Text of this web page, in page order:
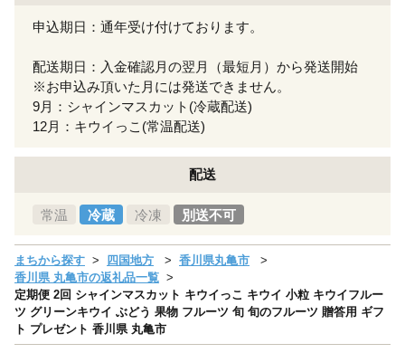
申込期日：通年受け付けております。
配送期日：入金確認月の翌月（最短月）から発送開始
※お申込み頂いた月には発送できません。
9月：シャインマスカット(冷蔵配送)
12月：キウイっこ(常温配送)
配送
常温 冷蔵 冷凍 別送不可
まちから探す 四国地方
香川県丸亀市
香川県 丸亀市の返礼品一覧
定期便 2回 シャインマスカット キウイっこ キウイ 小粒 キウイフルー
ツ グリーンキウイ ぶどう 果物 フルーツ 旬 旬のフルーツ 贈答用 ギフ
ト プレゼント 香川県 丸亀市